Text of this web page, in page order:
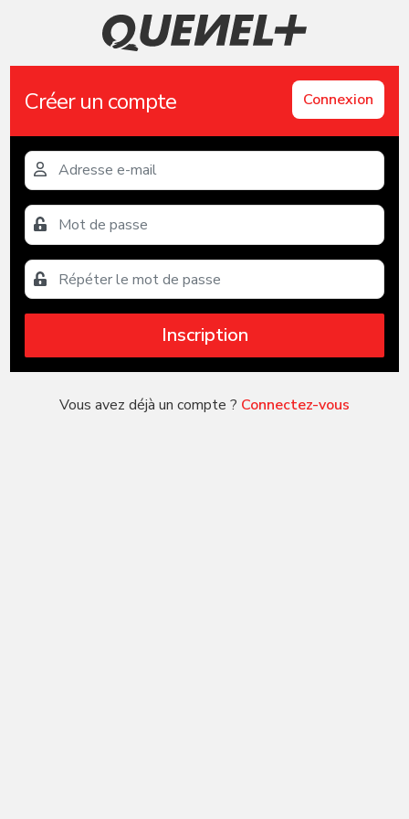
Créer un compte Connexion
Inscription
Vous avez déjà un compte ? Connectez-vous